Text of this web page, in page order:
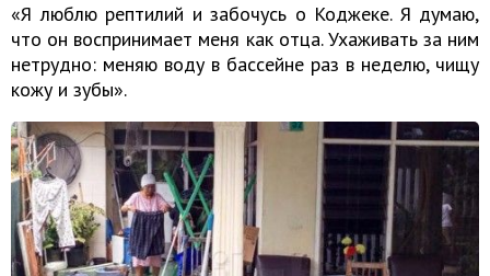
«Я люблю рептилий и забочусь о Коджеке. Я думаю,
что он воспринимает меня как отца. Ухаживать за ним
нетрудно: меняю воду в бассейне раз в неделю, чищу
кожу и зубы».